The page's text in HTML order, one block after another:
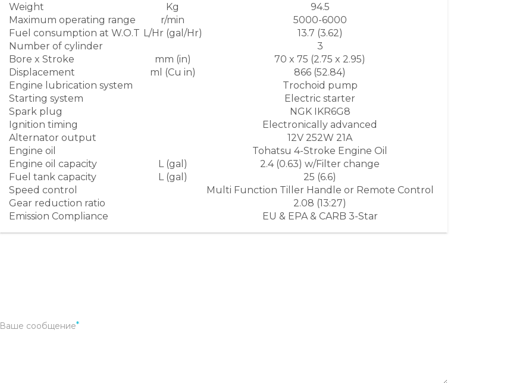
Weight
Kg
94.5
Maximum operating range
r/min
5000-6000
Fuel consumption at W.O.T L/Hr (gal/Hr)
13.7 (3.62)
Number of cylinder
3
Bore x Stroke
mm (in)
70 x 75 (2.75 x 2.95)
Displacement
ml (Cu in)
866 (52.84)
Engine lubrication system
Trochoid pump
Starting system
Electric starter
Spark plug
NGK IKR6G8
Ignition timing
Electronically advanced
Alternator output
12V 252W 21A
Engine oil
Tohatsu 4-Stroke Engine Oil
Engine oil capacity
L (gal)
2.4 (0.63) w/Filter change
Fuel tank capacity
L (gal)
25 (6.6)
Speed control
Multi Function Tiller Handle or Remote Control
Gear reduction ratio
2.08 (13:27)
Emission Compliance
EU & EPA & CARB 3-Star
Ваше сообщение